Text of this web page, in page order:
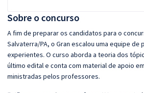
Sobre o concurso
A fim de preparar os candidatos para o
Salvaterra/PA, o Gran escalou uma equipe de
experientes. O curso aborda a teoria dos
último edital e conta com material de apoio
ministradas pelos professores.